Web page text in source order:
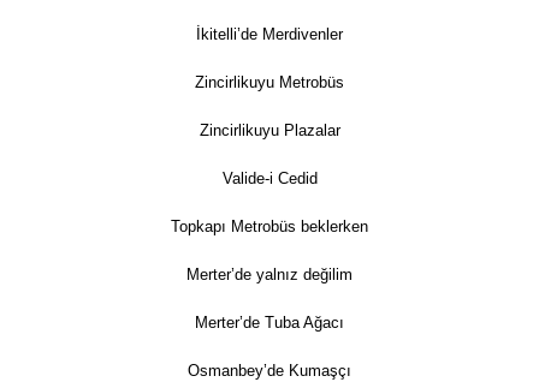
İkitelli’de Merdivenler
Zincirlikuyu Metrobüs
Zincirlikuyu Plazalar
Valide-i Cedid
Topkapı Metrobüs beklerken
Merter’de yalnız değilim
Merter’de Tuba Ağacı
Osmanbey’de Kumaşçı